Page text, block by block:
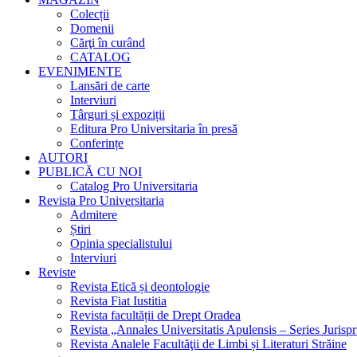
Colecții
Domenii
Cărţi în curând
CATALOG
EVENIMENTE
Lansări de carte
Interviuri
Târguri și expoziții
Editura Pro Universitaria în presă
Conferințe
AUTORI
PUBLICĂ CU NOI
Catalog Pro Universitaria
Revista Pro Universitaria
Admitere
Știri
Opinia specialistului
Interviuri
Reviste
Revista Etică și deontologie
Revista Fiat Iustitia
Revista facultății de Drept Oradea
Revista „Annales Universitatis Apulensis – Series
Revista Analele Facultăţii de Limbi și Literaturi Străine